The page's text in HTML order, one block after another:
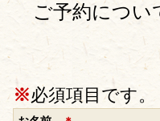
ご予約につい
※必須項目です。